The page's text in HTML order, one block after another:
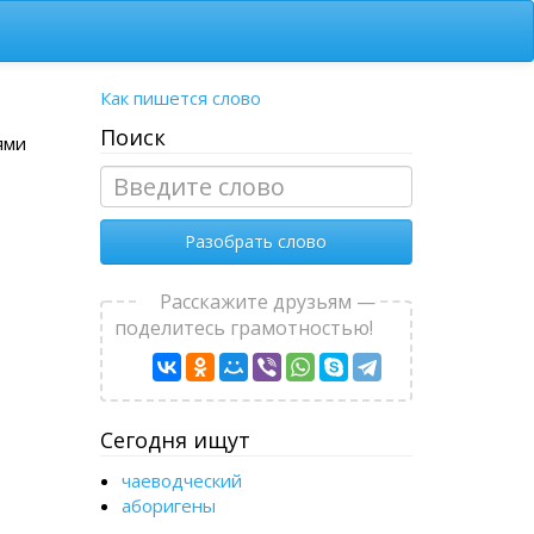
Как пишется слово
Поиск
Разобрать слово
Расскажите друзьям —
поделитесь грамотностью!
Сегодня ищут
чаеводческий
аборигены